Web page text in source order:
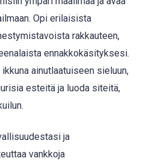
Opi erilaisista
rakkauteen,
ennakkokäsityksesi.
ainutlaatuiseen sieluun,
esteitä ja luoda siteitä,
ja
vankkoja